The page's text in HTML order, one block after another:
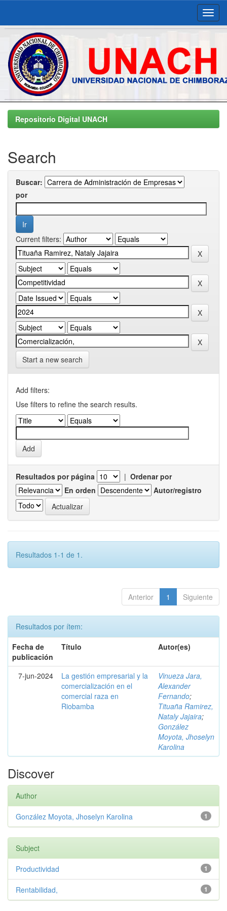
Skip
navigationRepositorio Digital UNACH
Search
Buscar:
por
Current filters:
Start a new search
Add filters:
Use filters to refine the search results.
Resultados por página | Ordenar por
En orden
Autor/registro
Resultados 1-1 de 1.
Anterior 1 Siguiente
Resultados por ítem:
Fecha de
publicación
Título Autor(es)
7-jun-2024
La gestión empresarial y la
comercialización en el
comercial raza en
Riobamba
Vinueza Jara,
Alexander
Fernando;
Tituaña Ramirez,
Nataly Jajaira;
González
Moyota, Jhoselyn
Karolina
Discover
Author
1
González Moyota, Jhoselyn Karolina
Subject
1
Productividad
1
Rentabilidad,